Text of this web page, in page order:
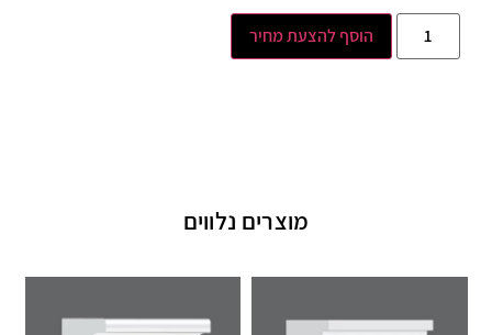
הוסף להצעת מחיר
מוצרים נלווים